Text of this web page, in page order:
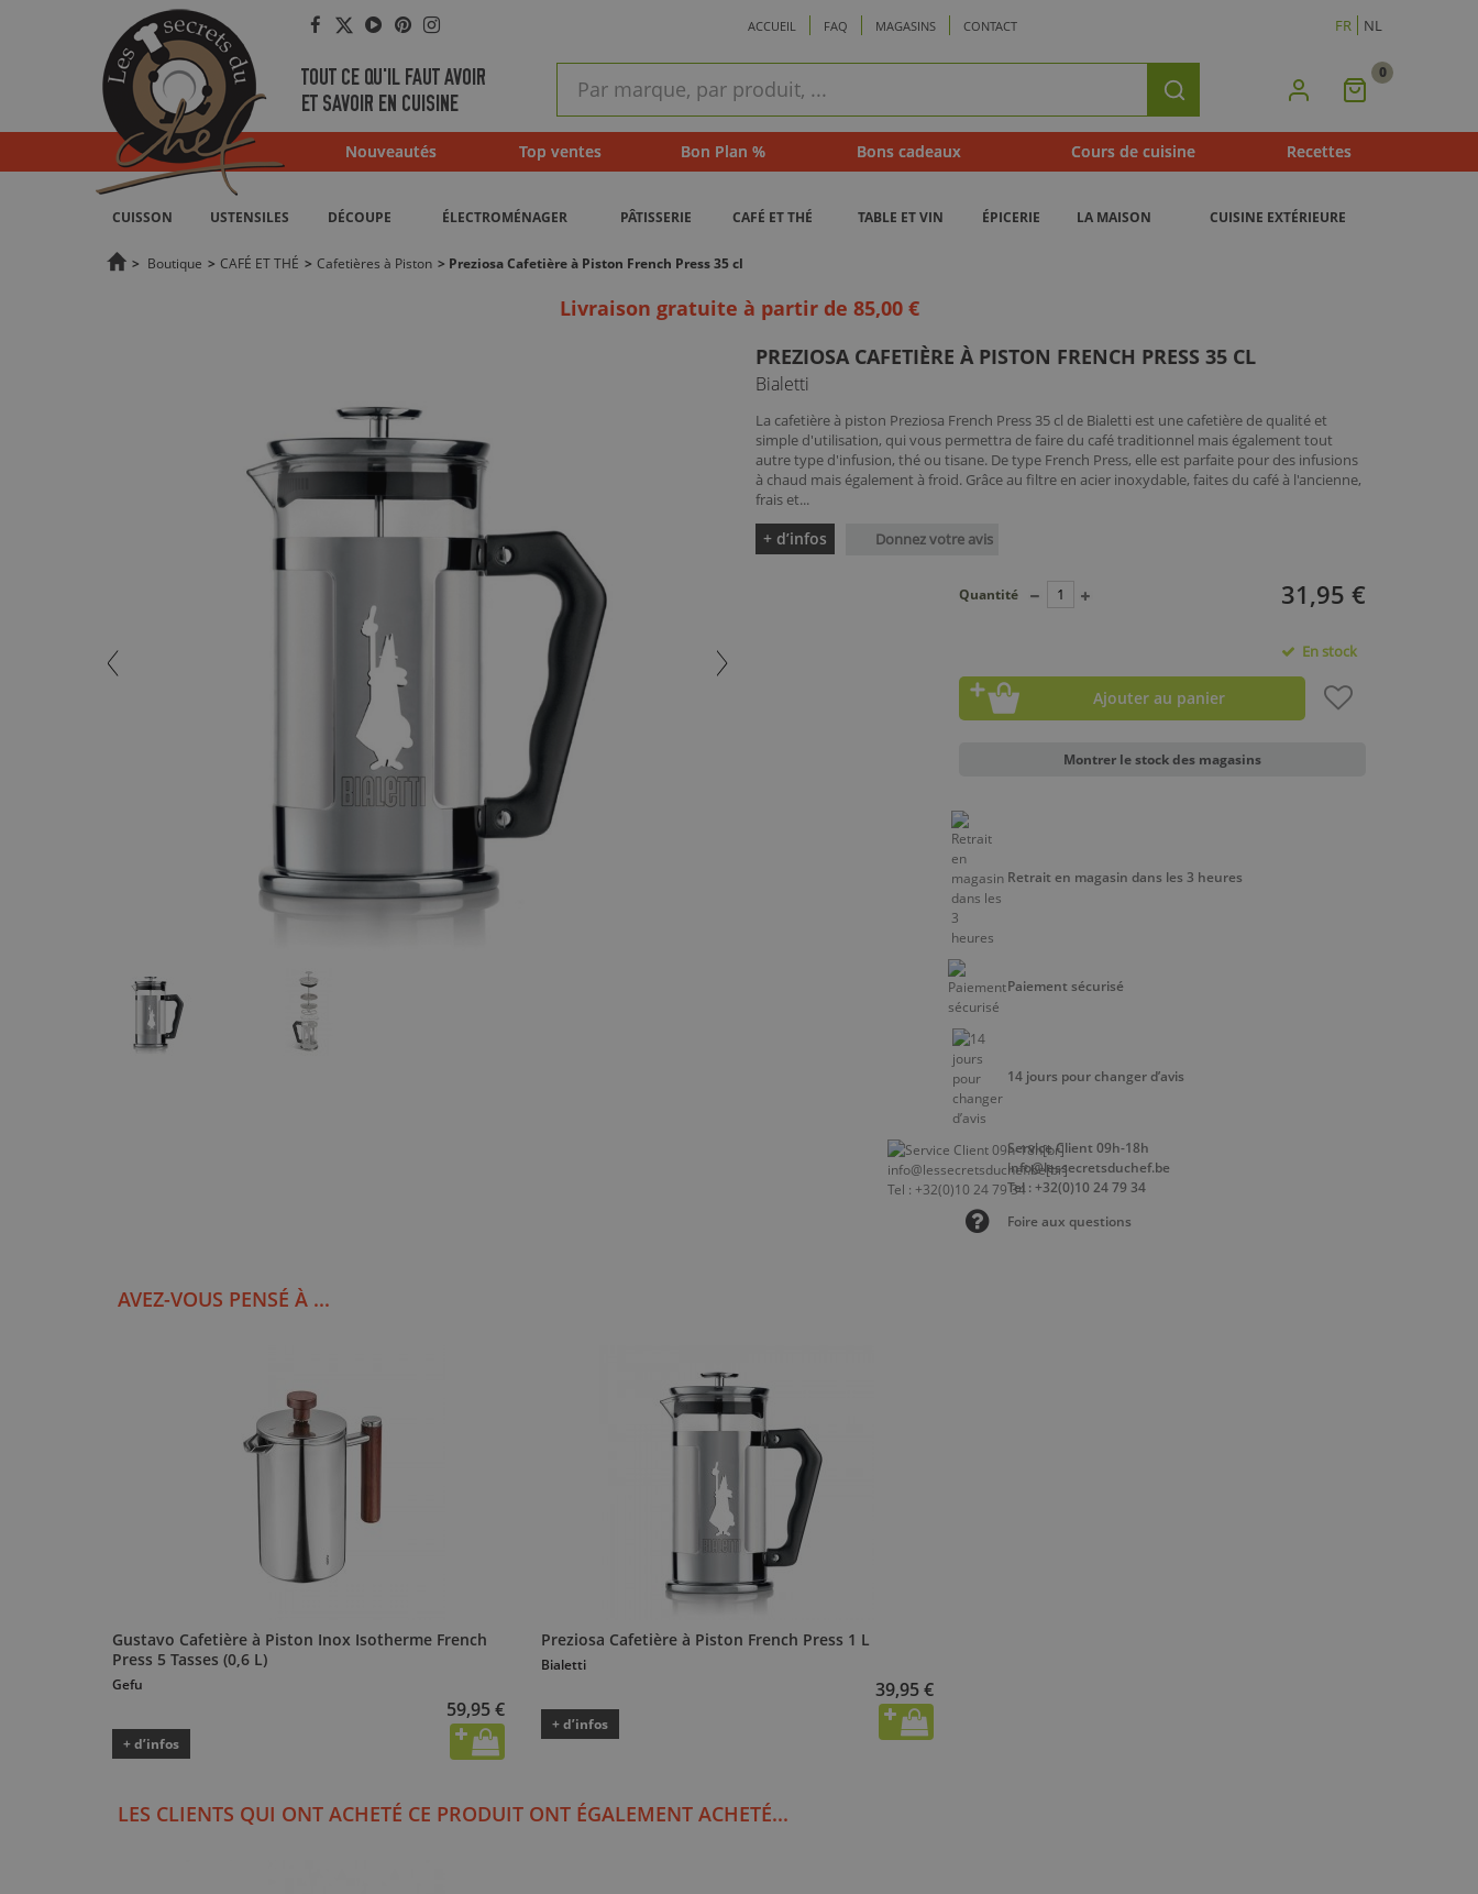
Facebook
Twitter
YouTube
Pinterest
Instagram ACCUEIL FAQ MAGASINS CONTACT FR NL
TOUT CE QU'IL FAUT AVOIR
ET SAVOIR EN CUISINE
rapide
Rechercher Mon
0
Nouveautés Top ventes Bon Plan % Bons cadeaux Cours de cuisine Recettes
CUISSON USTENSILES DÉCOUPE ÉLECTROMÉNAGER PÂTISSERIE CAFÉ ET THÉ TABLE ET VIN ÉPICERIE LA MAISON CUISINE EXTÉRIEURE
> Boutique > CAFÉ ET THÉ > Cafetières à Piston > Preziosa Cafetière à Piston French Press 35 cl
Livraison gratuite à partir de 85,00 €
PREZIOSA CAFETIÈRE À PISTON FRENCH PRESS 35 CL
Bialetti
La cafetière à piston Preziosa French Press 35 cl de Bialetti est une cafetière de qualité et
simple d'utilisation, qui vous permettra de faire du café traditionnel mais également tout
autre type d'infusion, thé ou tisane. De type French Press, elle est parfaite pour des infusions
à chaud mais également à froid. Grâce au filtre en acier inoxydable, faites du café à l'ancienne,
frais et...
+ d’infos Donnez votre avis
31,95 €
Quantité
En stock
Ajouter au panier
Montrer le stock des magasins
Retrait en magasin dans les 3 heures
Paiement sécurisé
14 jours pour changer d’avis
Service Client 09h-18h
info@lessecretsduchef.be
Tel : +32(0)10 24 79 34
Foire aux questions
AVEZ-VOUS PENSÉ À ...
Gustavo Cafetière à Piston Inox Isotherme French
Press 5 Tasses (0,6 L)
Gefu
59,95 €
+ d’infos
Preziosa Cafetière à Piston French Press 1 L
Bialetti
39,95 €
+ d’infos
LES CLIENTS QUI ONT ACHETÉ CE PRODUIT ONT ÉGALEMENT ACHETÉ...